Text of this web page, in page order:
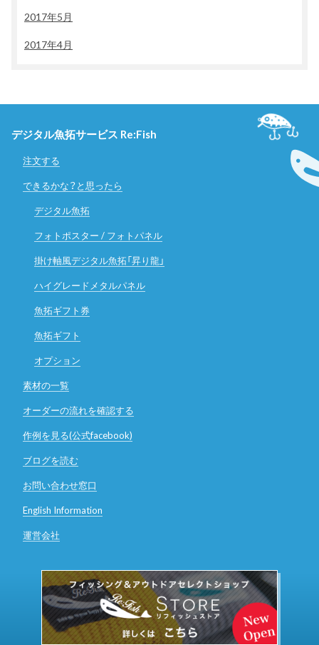
2017年5月
2017年4月
デジタル魚拓サービス Re:Fish
注文する
できるかな？と思ったら
デジタル魚拓
フォトポスター / フォトパネル
掛け軸風デジタル魚拓「昇り龍」
ハイグレードメタルパネル
魚拓ギフト券
魚拓ギフト
オプション
素材の一覧
オーダーの流れを確認する
作例を見る(公式facebook)
ブログを読む
お問い合わせ窓口
English Information
運営会社